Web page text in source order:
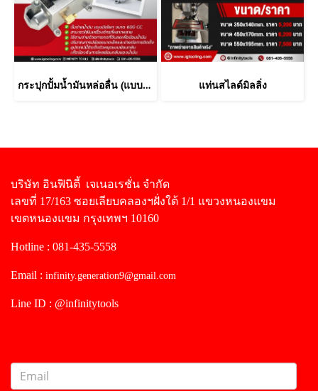
กระปุกปั้มน้ำมันหล่อลื่น (แบบมือโยก) แท่นสไลด์มิลลิ่ง
บริษัท อินฟินิตี้ เจเนอเรชั่น จำกัด
เลขที่ 17/163 ซอยเลียบคลองฯฝั่งใต้ 1/1 แขวงหนองแขม
เขตหนองแขม กรุงเทพฯ 10160
Hotline : 081-435-5558
Email : infinity.generation9@gmail.com
Line ID : @infinitytools